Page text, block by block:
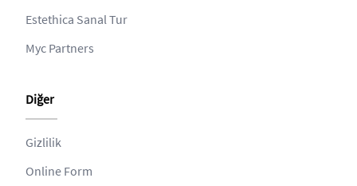
Estethica Sanal Tur
Myc Partners
Diğer
Gizlilik
Online Form